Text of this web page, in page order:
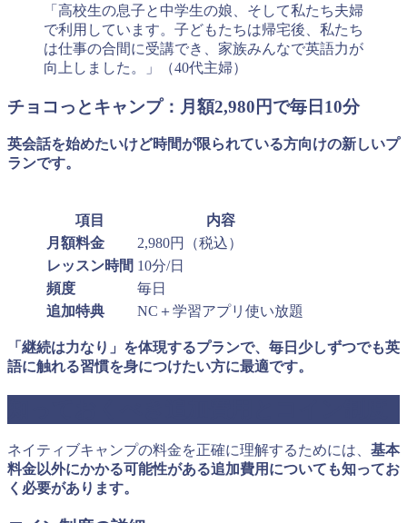
「高校生の息子と中学生の娘、そして私たち夫婦
で利用しています。子どもたちは帰宅後、私たち
は仕事の合間に受講でき、家族みんなで英語力が
向上しました。」（40代主婦）
チョコっとキャンプ：月額2,980円で毎日10分
英会話を始めたいけど時間が限られている方向けの新しいプ
ランです。
項目
内容
月額料金
2,980円（税込）
レッスン時間 10分/日
頻度
毎日
追加特典
NC＋学習アプリ使い放題
「継続は力なり」を体現するプランで、毎日少しずつでも英
語に触れる習慣を身につけたい方に最適です。
ネイティブキャンプの料金を正確に理解するためには、 基本
料金以外にかかる可能性がある追加費用についても知ってお
く必要があります。